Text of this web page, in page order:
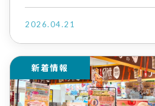
2026.04.21
新着情報